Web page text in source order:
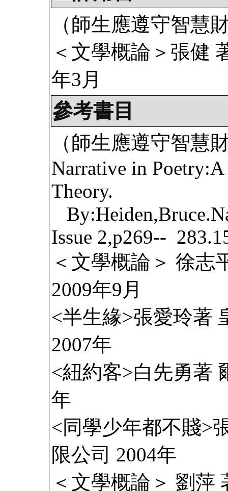
（師生應遵守智慧
＜文學概論＞張健
年3月
參考書目
（師生應遵守智慧
Narrative in
Theory.
Issue 2,p269--
＜文學概論＞ 徐志
2009年9月
<半生緣>張愛玲著
2007年
<紐約客>白先勇著
年
<同學少年都不賤>
限公司 2004年
＜文學概論＞ 劉萍